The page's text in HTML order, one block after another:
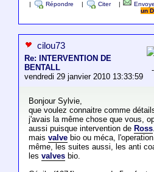
Répondre Citer
un
cilou73
Re: INTERVENTION DE
BENTALL
vendredi 29 janvier 2010 13:33:59
Bonjour Sylvie,
que voulez connaitre comme
j'avais la même chose que vous,
aussi puisque intervention de Ross.
mais valvebio ou méca,
même, les suites aussi, les anti
les valvesbio.